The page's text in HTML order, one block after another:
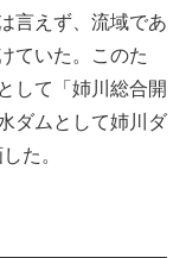
言えず、流域であ
ていた。このた
して「姉川総合開
ダムとして姉川ダ
た。